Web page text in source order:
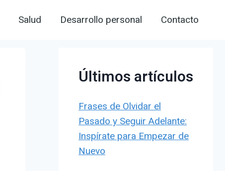
Salud Desarrollo personal Contacto
Últimos artículos
Frases de Olvidar el
Pasado y Seguir Adelante:
Inspírate para Empezar de
Nuevo